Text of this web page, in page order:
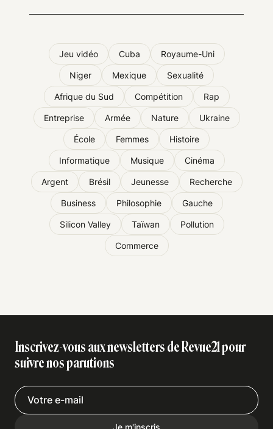
Jeu vidéo Cuba Royaume-Uni
Niger Mexique Sexualité
Afrique du Sud Compétition Rap
Entreprise Armée Nature Ukraine
École Femmes Histoire
Informatique Musique Cinéma
Argent Brésil Jeunesse Recherche
Business Philosophie Gauche
Silicon Valley Taïwan Pollution
Commerce
Inscrivez-vous aux newsletters de Revue21 pour
suivre nos parutions
Je m'inscris